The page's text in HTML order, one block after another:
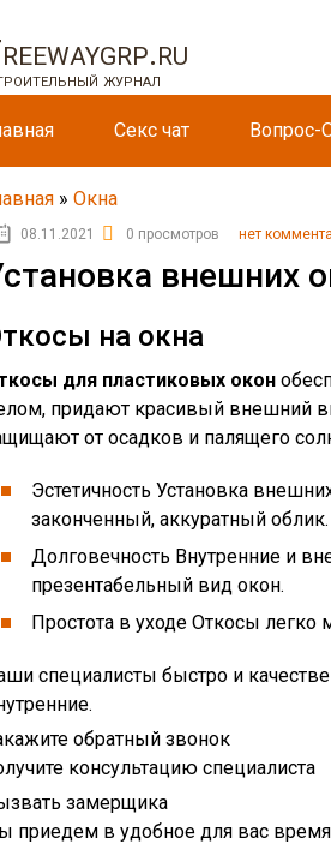
журнал
Секс чат Вопрос-
» Окна
08.11.2021 0 просмотров нет
внешних
на окна
для пластиковых окон
придают красивый внешний
от осадков и палящего
Эстетичность Установка
законченный, аккуратный облик.
Долговечность Внутренние и
презентабельный вид окон.
Простота в уходе Откосы легко
специалисты быстро и
обратный звонок
консультацию специалиста
замерщика
приедем в удобное для вас время